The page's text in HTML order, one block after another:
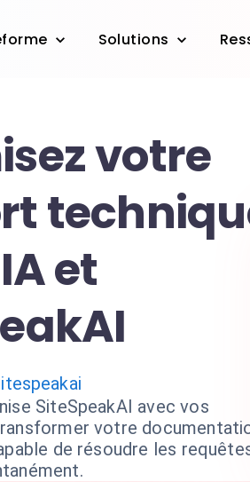
Solutions
votre
et
SiteSpeakAI avec vos
votre
de résoudre les